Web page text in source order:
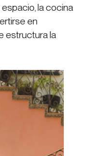
la cocina
en
estructura la